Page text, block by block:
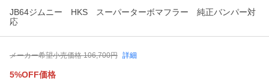
JB64ジムニー HKS スーパーターボマフラー 純正バンパー対
応
メーカー希望小売価格 106,700円 詳細
5%OFF価格